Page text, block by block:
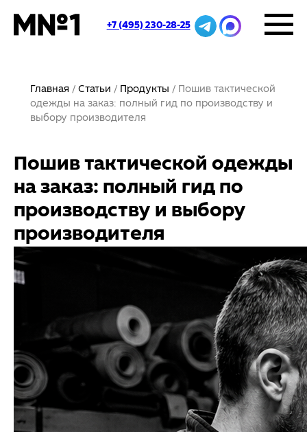
Главная Статьи Продукты
Пошив тактической
одежды на заказ: полный гид по производству и
выбору производителя
Пошив тактической одежды
на заказ: полный гид по
производству и выбору
производителя